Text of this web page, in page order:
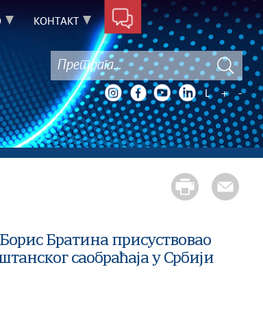
КОНТАКТ
L + -
Братина присуствовао
саобраћаја у Србији